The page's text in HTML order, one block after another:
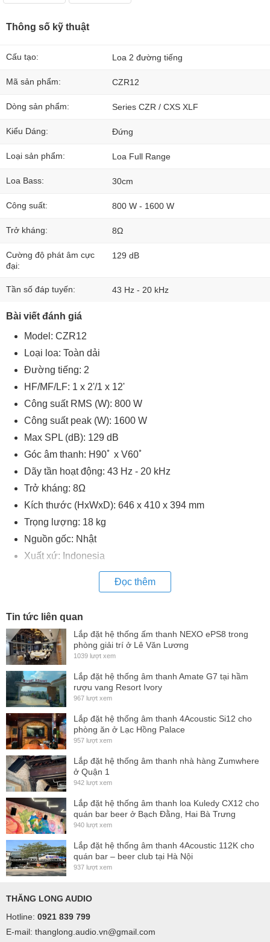
Thông số kỹ thuật
Cấu tạo: Loa 2 đường tiếng
Mã sản phẩm: CZR12
Dòng sản phẩm: Series CZR / CXS XLF
Kiểu Dáng: Đứng
Loại sản phẩm: Loa Full Range
Loa Bass: 30cm
Công suất: 800 W - 1600 W
Trở kháng: 8Ω
Cường độ phát âm cực
đại:
129 dB
Tần số đáp tuyến: 43 Hz - 20 kHz
Bài viết đánh giá
Model: CZR12
Loại loa: Toàn dải
Đường tiếng: 2
HF/MF/LF: 1 x 2'/1 x 12'
Công suất RMS (W): 800 W
Công suất peak (W): 1600 W
Max SPL (dB): 129 dB
Góc âm thanh: H90ﾟ x V60ﾟ
Dãy tần hoạt động: 43 Hz - 20 kHz
Trở kháng: 8Ω
Kích thước (HxWxD): 646 x 410 x 394 mm
Trọng lượng: 18 kg
Nguồn gốc: Nhật
Xuất xứ: Indonesia
Đọc thêm
Tin tức liên quan
Lắp đặt hệ thống ấm thanh NEXO ePS8 trong
phòng giải trí ở Lê Văn Lương
1039 lượt xem
Lắp đặt hệ thống âm thanh Amate G7 tại hầm
rượu vang Resort Ivory
967 lượt xem
Lắp đặt hệ thống âm thanh 4Acoustic Si12 cho
phòng ăn ở Lạc Hồng Palace
957 lượt xem
Lắp đặt hệ thống âm thanh nhà hàng Zumwhere
ở Quận 1
942 lượt xem
Lắp đặt hệ thống âm thanh loa Kuledy CX12 cho
quán bar beer ở Bạch Đằng, Hai Bà Trưng
940 lượt xem
Lắp đặt hệ thống âm thanh 4Acoustic 112K cho
quán bar – beer club tại Hà Nội
937 lượt xem
THĂNG LONG AUDIO
Hotline: 0921 839 799
E-mail: thanglong.audio.vn@gmail.com